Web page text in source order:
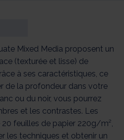
Mixed Media proposent un
(texturée et lisse) de
à ses caractéristiques, ce
de la profondeur dans votre
ou du noir, vous pourrez
et les contrastes. Les
feuilles de papier 220g/m²,
les techniques et obtenir un